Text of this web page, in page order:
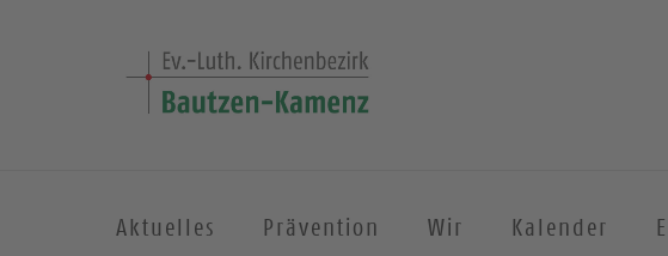
Aktuelles Prävention Wir Kalender